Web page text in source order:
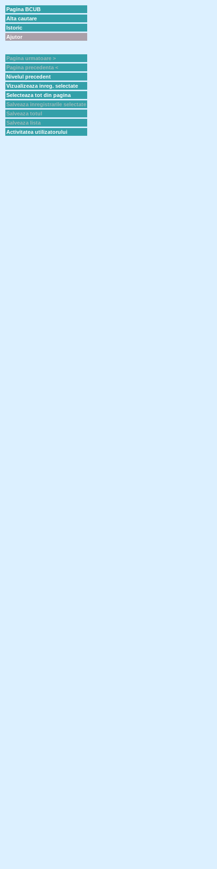
Pagina BCUB
Alta cautare
Istoric
Ajutor
Pagina urmatoare >
Pagina precedenta <
Nivelul precedent
Vizualizeaza inreg. selectate
Selecteaza tot din pagina
Salveaza inregistrarile selectate
Salveaza totul
Salveaza lista
Activitatea utilizatorului